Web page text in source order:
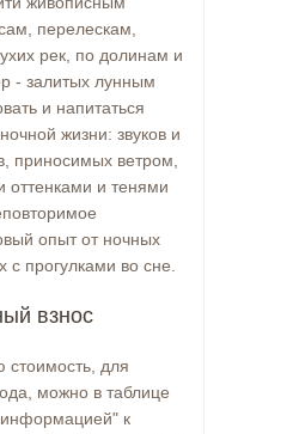
перелескам,
рек, по долинам и
- залитых лунным
и напитаться
жизни: звуков и
приносимых ветром,
оттенками и тенями
опыт от ночных
с прогулками во сне.
взнос
стоимость, для
можно в таблице
к